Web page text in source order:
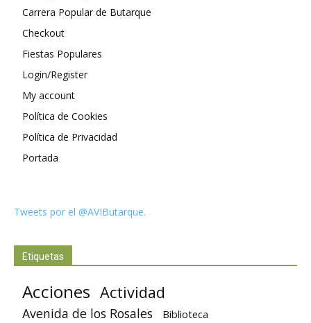
Carrera Popular de Butarque
Checkout
Fiestas Populares
Login/Register
My account
Política de Cookies
Política de Privacidad
Portada
Tweets por el @AVIButarque.
Etiquetas
Acciones Actividad
Avenida de los Rosales Biblioteca